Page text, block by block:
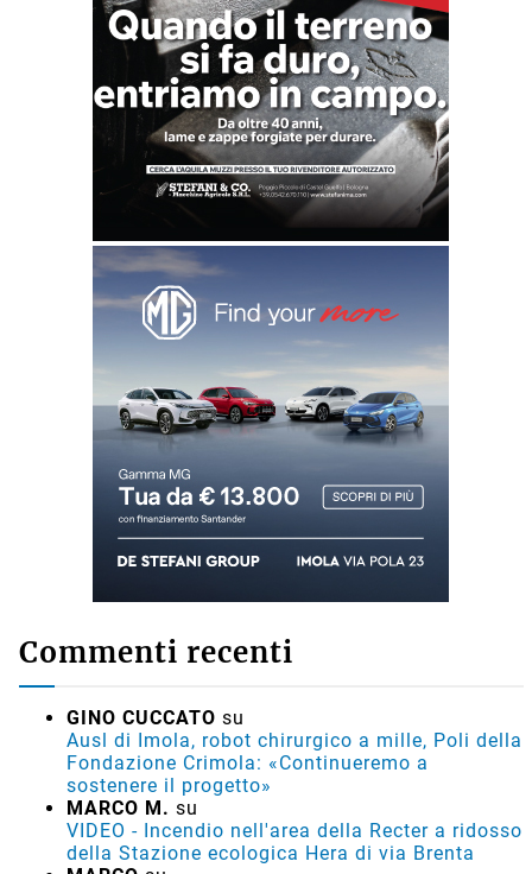
Commenti recenti
GINO CUCCATO su
Ausl di Imola, robot chirurgico a mille, Poli della
Fondazione Crimola: «Continueremo a
sostenere il progetto»
MARCO M. su
VIDEO - Incendio nell'area della Recter a ridosso
della Stazione ecologica Hera di via Brenta